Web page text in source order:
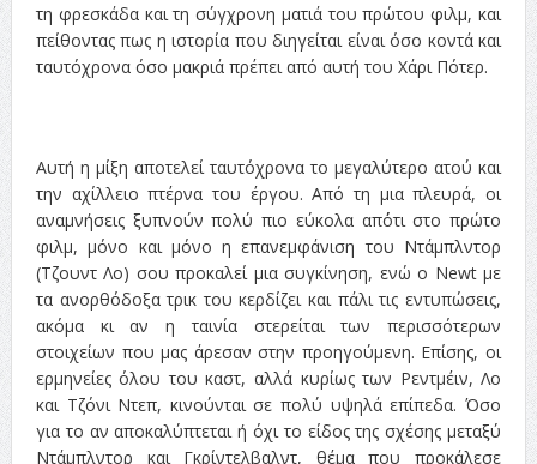
τη φρεσκάδα και τη σύγχρονη ματιά του πρώτου φιλμ, και
πείθοντας πως η ιστορία που διηγείται είναι όσο κοντά και
ταυτόχρονα όσο μακριά πρέπει από αυτή του Χάρι Πότερ.
Αυτή η μίξη αποτελεί ταυτόχρονα το μεγαλύτερο ατού και
την αχίλλειο πτέρνα του έργου. Από τη μια πλευρά, οι
αναμνήσεις ξυπνούν πολύ πιο εύκολα απ΄ότι στο πρώτο
φιλμ, μόνο και μόνο η επανεμφάνιση του Ντάμπλντορ
(Τζουντ Λο) σου προκαλεί μια συγκίνηση, ενώ ο Newt με
τα ανορθόδοξα τρικ του κερδίζει και πάλι τις εντυπώσεις,
ακόμα κι αν η ταινία στερείται των περισσότερων
στοιχείων που μας άρεσαν στην προηγούμενη. Επίσης, οι
ερμηνείες όλου του καστ, αλλά κυρίως των Ρεντμέιν, Λο
και Τζόνι Ντεπ, κινούνται σε πολύ υψηλά επίπεδα. Όσο
για το αν αποκαλύπτεται ή όχι το είδος της σχέσης μεταξύ
Ντάμπλντορ και Γκρίντελβαλντ, θέμα που προκάλεσε